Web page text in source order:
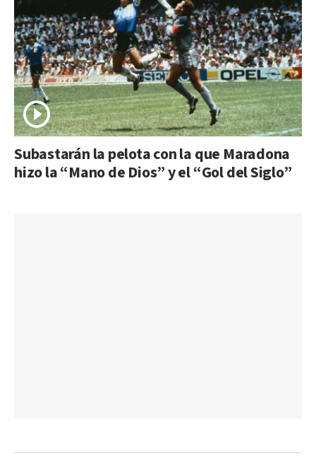
Subastarán la pelota con la que Maradona
hizo la “Mano de Dios” y el “Gol del Siglo”